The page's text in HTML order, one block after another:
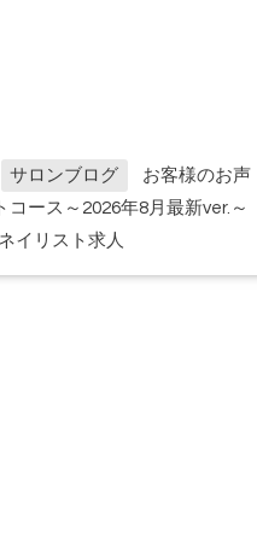
サロンブログ
お客様のお声
コース～2026年8月最新ver.～
ネイリスト求人